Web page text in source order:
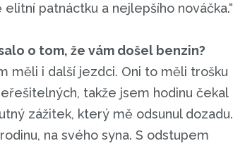
patnáctku a nejlepšího nováčka.“
o tom, že vám došel benzin?
měli i další jezdci. Oni to měli trošku
takže jsem hodinu čekal
zážitek, který mě odsunul dozadu.
na svého syna. S odstupem